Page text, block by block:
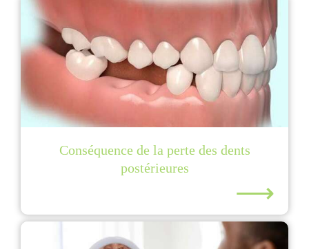
Conséquence de la perte des dents
postérieures
⟶